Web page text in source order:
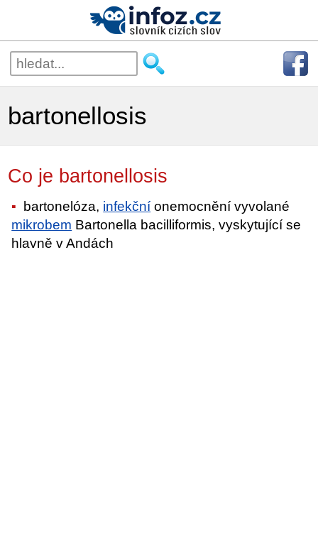
bartonellosis
Co je bartonellosis
bartonelóza, infekční onemocnění vyvolané
mikrobem Bartonella bacilliformis, vyskytující se
hlavně v Andách